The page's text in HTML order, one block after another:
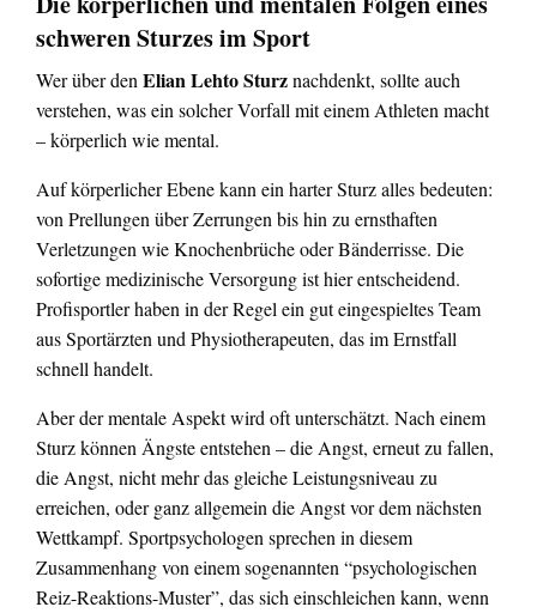
schweren Sturzes im Sport
Wer über denElian Lehto Sturznachdenkt, sollte auch
verstehen, was ein solcher Vorfall mit einem Athleten macht
– körperlich wie mental.
Auf körperlicher Ebene kann ein harter Sturz alles bedeuten:
von Prellungen über Zerrungen bis hin zu ernsthaften
Verletzungen wie Knochenbrüche oder Bänderrisse. Die
sofortige medizinische Versorgung ist hier entscheidend.
Profisportler haben in der Regel ein gut eingespieltes Team
aus Sportärzten und Physiotherapeuten, das im Ernstfall
schnell handelt.
Aber der mentale Aspekt wird oft unterschätzt. Nach einem
Sturz können Ängste entstehen – die Angst, erneut zu fallen,
die Angst, nicht mehr das gleiche Leistungsniveau zu
erreichen, oder ganz allgemein die Angst vor dem nächsten
Wettkampf. Sportpsychologen sprechen in diesem
Zusammenhang von einem sogenannten “psychologischen
Reiz-Reaktions-Muster”, das sich einschleichen kann, wenn